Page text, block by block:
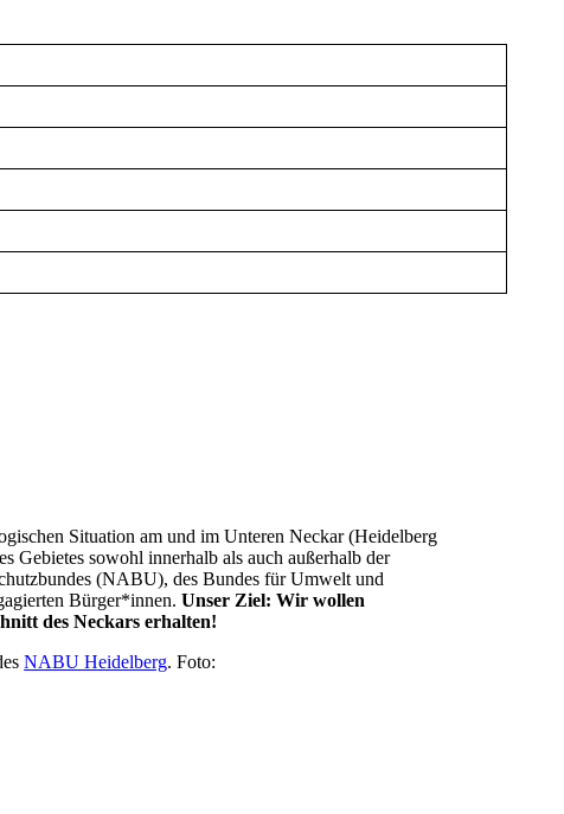
Situation am und im Unteren Neckar (Heidelberg
Gebietes sowohl innerhalb als auch außerhalb der
(NABU), des Bundes für Umwelt und
Bürger*innen.Unser Ziel: Wir wollen
des Neckars erhalten!
NABU Heidelberg. Foto: